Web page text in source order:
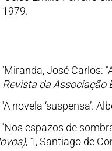
1979.
"Miranda, José Carlos:
Revista da Associação
"A novela ‘suspensa’.
"Nos espazos de
, 1, Santiago de